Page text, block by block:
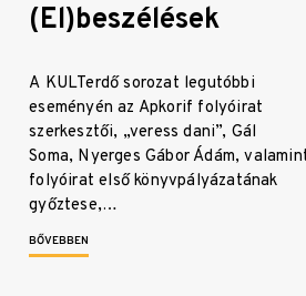
(El)beszélések
A KULTerdő sorozat legutóbbi
eseményén az Apkorif folyóirat
szerkesztői, „veress dani”, Gál
Soma, Nyerges Gábor Ádám,
folyóirat első könyvpályázatának
győztese,…
BŐVEBBEN